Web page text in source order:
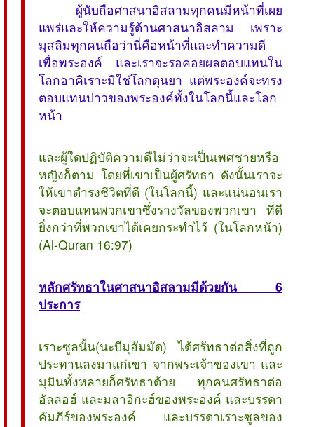
ผู้นับถือศาสนาอิสลามทุกคนมีหน้าที่เผย
แพร่และให้ความรู้ด้านศาสนาอิสลาม เพราะ
มุสลิมทุกคนถือว่านี่คือหน้าที่และทำความดี
เพื่อพระองค์ และเราจะรอคอยผลตอบแทนใน
โลกอาคิเราะมิใช่โลกดุนยา แต่พระองค์จะทรง
ตอบแทนบ่าวของพระองค์ทั้งในโลกนี้และโลก
หน้า
และผู้ใดปฏิบัติความดีไม่ว่าจะเป็นเพศชายหรือ
หญิงก็ตาม โดยที่เขาเป็นผู้ศรัทธา ดังนั้นเราจะ
ให้เขาดำรงชีวิตที่ดี (ในโลกนี้) และแน่นอนเรา
จะตอบแทนพวกเขาซึ่งรางวัลของพวกเขา ที่ดี
ยิ่งกว่าที่พวกเขาได้เคยกระทำไว้ (ในโลกหน้า)
(Al-Quran 16:97)
หลักศรัทธาในศาสนาอิสลามมีด้วยกัน 6
ประการ
เราะซูลนั้น(นะบีมุฮัมมัด) ได้ศรัทธาต่อสิ่งที่ถูก
ประทานลงมาแก่เขา จากพระเจ้าของเขา และ
มุมินทั้งหลายก็ศรัทธาด้วย ทุกคนศรัทธาต่อ
อัลลอฮ์ และมลาอิกะฮ์ของพระองค์ และบรรดา
คัมภีร์ของพระองค์ และบรรดาเราะซูลของ